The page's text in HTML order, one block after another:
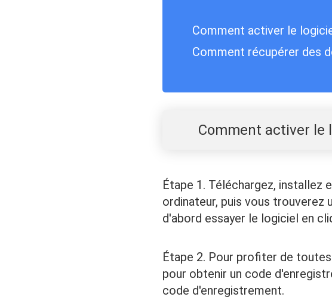
Comment activer le
Comment récupérer des
Comment activer le
Étape 1. Téléchargez, installez
ordinateur, puis vous trouverez
d'abord essayer le logiciel en
Étape 2. Pour profiter de
pour obtenir un code
code d'enregistrement.